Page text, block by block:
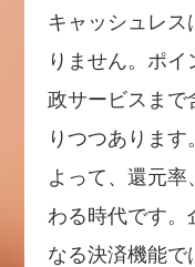
キャッシュレス
りません。ポ
政サービスまで
りつつありま
よって、還元
わる時代です。
なる決済機能で